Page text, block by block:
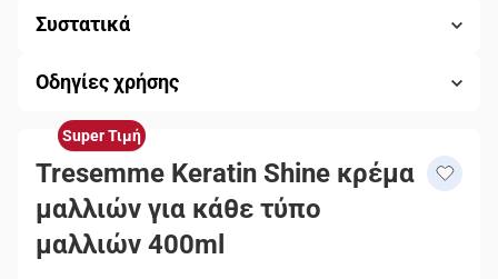
Συστατικά
Οδηγίες χρήσης
Super Τιμή
Tresemme Keratin Shine κρέμα
μαλλιών για κάθε τύπο
μαλλιών 400ml